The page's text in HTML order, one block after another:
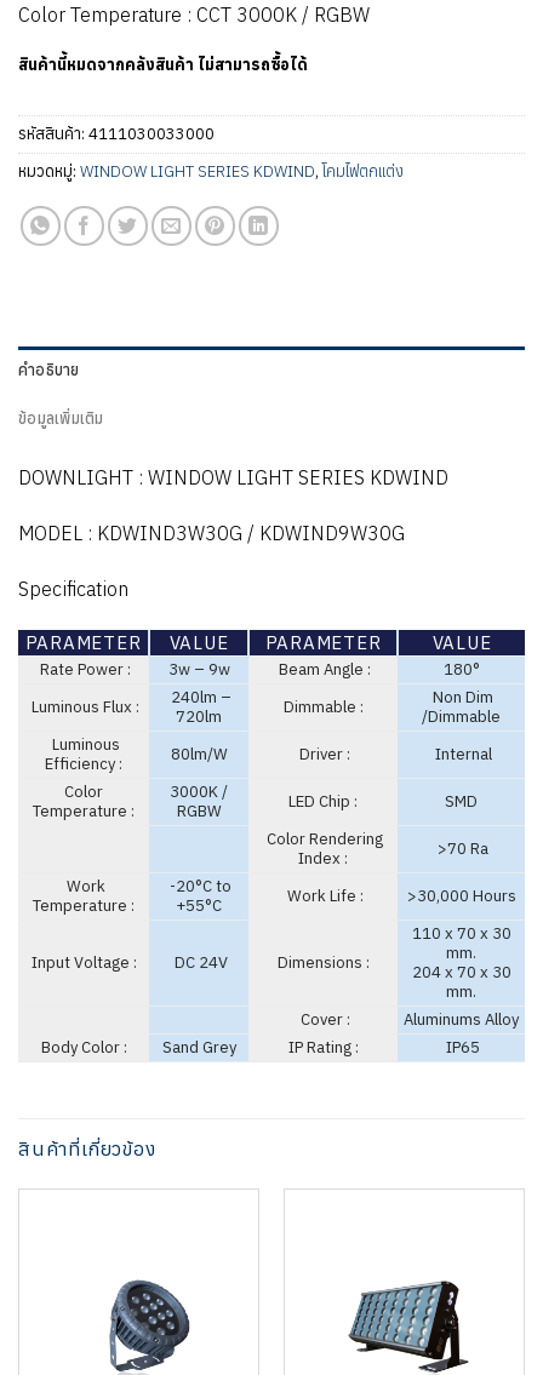
Color Temperature : CCT 3000K / RGBW
สินค้านี้หมดจากคลังสินค้า ไม่สามารถซื้อได้
รหัสสินค้า: 4111030033000
หมวดหมู่: WINDOW LIGHT SERIES KDWIND, โคมไฟตกแต่ง
คำอธิบาย
ข้อมูลเพิ่มเติม
DOWNLIGHT : WINDOW LIGHT SERIES KDWIND
MODEL : KDWIND3W30G / KDWIND9W30G
Specification
PARAMETER VALUE PARAMETER VALUE
Rate Power : 3w – 9w Beam Angle :
180°
Luminous Flux :
240lm –
720lm
Dimmable :
Non Dim
/Dimmable
Luminous
Efficiency :
80lm/W Driver :
Internal
Color
Temperature :
3000K /
RGBW
LED Chip :
SMD
Color Rendering
Index :
>70 Ra
Work
Temperature :
-20°C to
+55°C
Work Life : >30,000 Hours
Input Voltage : DC 24V Dimensions :
110 x 70 x 30
mm.
204 x 70 x 30
mm.
Cover :
Aluminums Alloy
Body Color :
Sand Grey IP Rating : IP65
สินค้าที่เกี่ยวข้อง